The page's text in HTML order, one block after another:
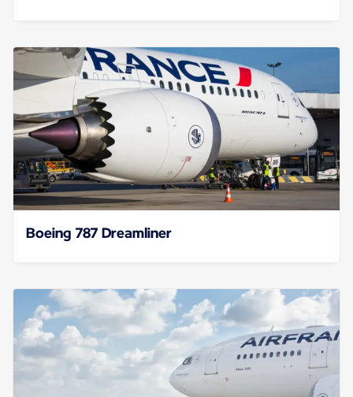
Boeing 787 Dreamliner